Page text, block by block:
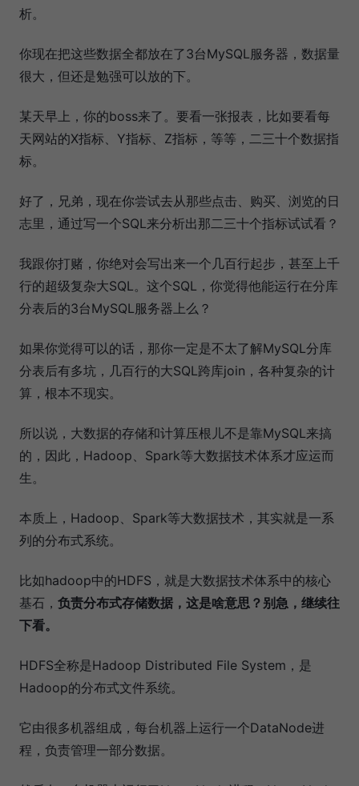
析。
你现在把这些数据全都放在了3台MySQL服务器，数据量
很大，但还是勉强可以放的下。
某天早上，你的boss来了。要看一张报表，比如要看每
天网站的X指标、Y指标、Z指标，等等，二三十个数据指
标。
好了，兄弟，现在你尝试去从那些点击、购买、浏览的日
志里，通过写一个SQL来分析出那二三十个指标试试看？
我跟你打赌，你绝对会写出来一个几百行起步，甚至上千
行的超级复杂大SQL。这个SQL，你觉得他能运行在分库
分表后的3台MySQL服务器上么？
如果你觉得可以的话，那你一定是不太了解MySQL分库
分表后有多坑，几百行的大SQL跨库join，各种复杂的计
算，根本不现实。
所以说，大数据的存储和计算压根儿不是靠MySQL来搞
的，因此，Hadoop、Spark等大数据技术体系才应运而
生。
本质上，Hadoop、Spark等大数据技术，其实就是一系
列的分布式系统。
比如hadoop中的HDFS，就是大数据技术体系中的核心
基石， 负责分布式存储数据，这是啥意思？别急，继续往
下看。
HDFS全称是Hadoop Distributed File System，是
Hadoop的分布式文件系统。
它由很多机器组成，每台机器上运行一个DataNode进
程，负责管理一部分数据。